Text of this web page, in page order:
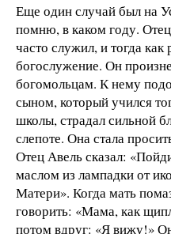
Еще один случай был на
помню, в каком году.
часто служил, и тогда как
богослужение. Он
богомольцам. К нему
сыном, который учился
школы, страдал сильной
слепоте. Она стала
Отец Авель сказал:
маслом из лампадки от
Матери». Когда мать
говорить: «Мама, как
потом вдруг: «Я вижу!»